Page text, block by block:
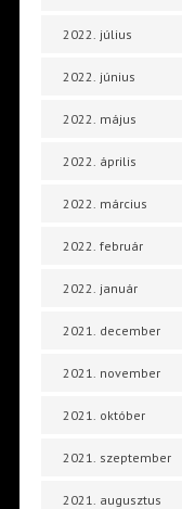
2022. július
2022. június
2022. május
2022. április
2022. március
2022. február
2022. január
2021. december
2021. november
2021. október
2021. szeptember
2021. augusztus